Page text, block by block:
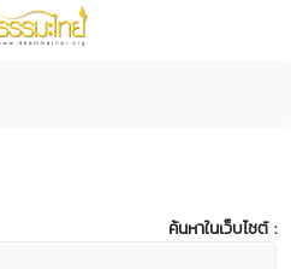
ค้นหาในเว็บไซต์ :